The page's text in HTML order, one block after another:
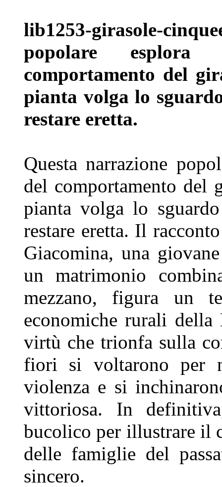
lib1253-girasole-
popolare esplora
comportamento del
pianta volga lo
restare eretta.
Questa narrazione
del comportamento del
piantavolga lo
restare eretta. Il
Giacomina, una
un matrimonio
mezzano, figura un
economiche rurali della
virtù che trionfa sulla
fiori si voltarono per
violenza e si
vittoriosa. In
bucolico per illustrare il
delle famiglie del
sincero.